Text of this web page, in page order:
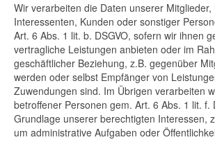
Wir verarbeiten die Daten unserer Mitglieder,
Interessenten, Kunden oder sonstiger
Art. 6 Abs. 1 lit. b. DSGVO, sofern wir ihnen
vertragliche Leistungen anbieten oder im
geschäftlicher Beziehung, z.B. gegenüber
werden oder selbst Empfänger von
Zuwendungen sind. Im Übrigen verarbeiten
betroffener Personen gem. Art. 6 Abs. 1 lit. f.
Grundlage unserer berechtigten Interessen,
um administrative Aufgaben oder